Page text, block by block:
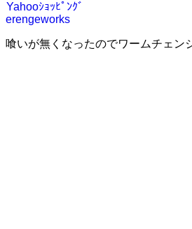
Yahooｼｮｯﾋﾟﾝｸﾞ
erengeworks
喰いが無くなったのでワームチェン